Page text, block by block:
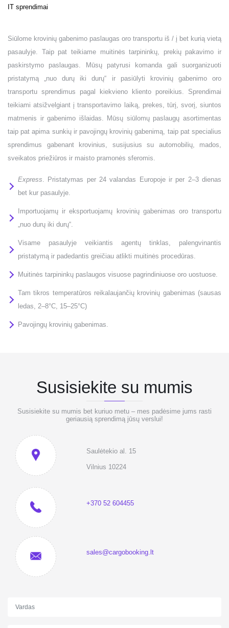
IT sprendimai
Siūlome krovinių gabenimo paslaugas oro transportu iš / į bet kurią vietą
pasaulyje. Taip pat teikiame muitinės tarpininkų, prekių pakavimo ir
paskirstymo paslaugas. Mūsų patyrusi komanda gali suorganizuoti
pristatymą „nuo durų iki durų“ ir pasiūlyti krovinių gabenimo oro
transportu sprendimus pagal kiekvieno kliento poreikius. Sprendimai
teikiami atsižvelgiant į transportavimo laiką, prekes, tūrį, svorį, siuntos
matmenis ir gabenimo išlaidas. Mūsų siūlomų paslaugų asortimentas
taip pat apima sunkių ir pavojingų krovinių gabenimą, taip pat specialius
sprendimus gabenant krovinius, susijusius su automobilių, mados,
sveikatos priežiūros ir maisto pramonės sferomis.
Express. Pristatymas per 24 valandas Europoje ir per 2–3 dienas
bet kur pasaulyje.
Importuojamų ir eksportuojamų krovinių gabenimas oro transportu
„nuo durų iki durų“.
Visame pasaulyje veikiantis agentų tinklas, palengvinantis
pristatymą ir padedantis greičiau atlikti muitinės procedūras.
Muitinės tarpininkų paslaugos visuose pagrindiniuose oro uostuose.
Tam tikros temperatūros reikalaujančių krovinių gabenimas (sausas
ledas, 2–8°C, 15–25°C)
Pavojingų krovinių gabenimas.
Susisiekite su mumis
Susisiekite su mumis bet kuriuo metu – mes padėsime jums rasti
geriausią sprendimą jūsų verslui!
Saulėtekio al. 15
Vilnius 10224
+370 52 604455
sales@cargobooking.lt